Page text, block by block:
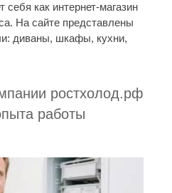
себя как интернет-магазин
На сайте представлены
диваны, шкафы, кухни,
ростхолод.рф
работы